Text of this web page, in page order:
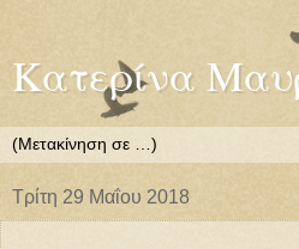
Κατερίνα
Τρίτη 29 Μαΐου 2018